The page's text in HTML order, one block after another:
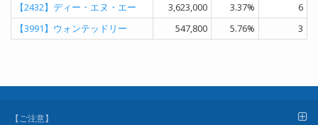
【2432】 ディー・エヌ・エー 3,623,000 3.37%
6
【3991】 ウォンテッドリー 547,800 5.76% 3
【ご注意】